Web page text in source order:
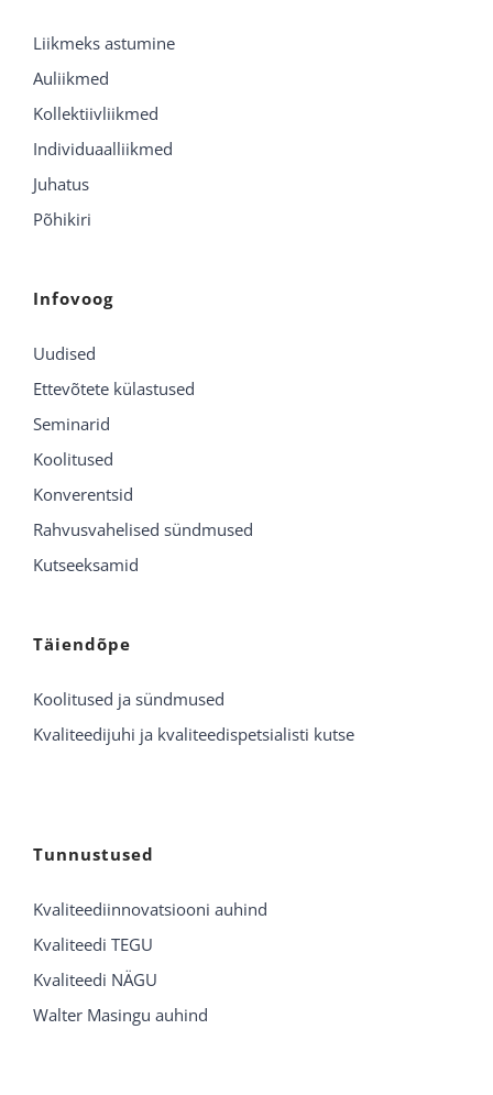
Liikmeks astumine
Auliikmed
Kollektiivliikmed
Individuaalliikmed
Juhatus
Põhikiri
Infovoog
Uudised
Ettevõtete külastused
Seminarid
Koolitused
Konverentsid
Rahvusvahelised sündmused
Kutseeksamid
Täiendõpe
Koolitused ja sündmused
Kvaliteedijuhi ja kvaliteedispetsialisti kutse
Tunnustused
Kvaliteediinnovatsiooni auhind
Kvaliteedi TEGU
Kvaliteedi NÄGU
Walter Masingu auhind